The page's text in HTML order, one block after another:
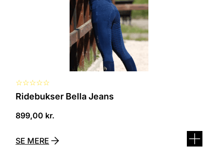
☆☆☆☆☆
Ridebukser Bella Jeans
899,00 kr.
SE MERE